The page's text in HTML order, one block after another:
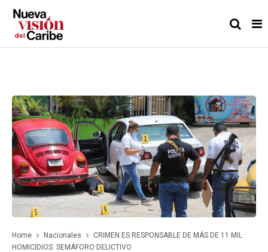
Home Nacionales
CRIMEN ES RESPONSABLE DE MÁS DE 11 MIL
HOMICIDIOS: SEMÁFORO DELICTIVO